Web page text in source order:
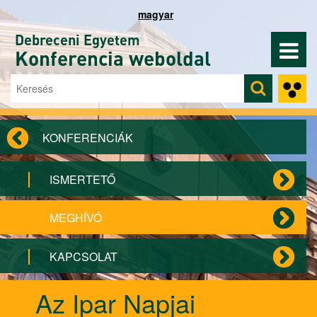
Ugrás a tartalomra magyar
Debreceni Egyetem
Konferencia weboldal
Keresés űrlap
Keresés
KONFERENCIÁK
ISMERTETŐ
MEGHÍVÓ
KAPCSOLAT
Az Ipar Napjai